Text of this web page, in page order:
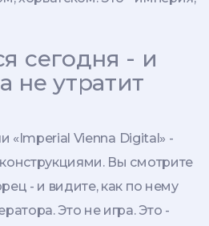
сегодня - и
не утратит
«Imperial Vienna Digital» -
Вы смотрите
- и видите, как по нему
Это не игра. Это -